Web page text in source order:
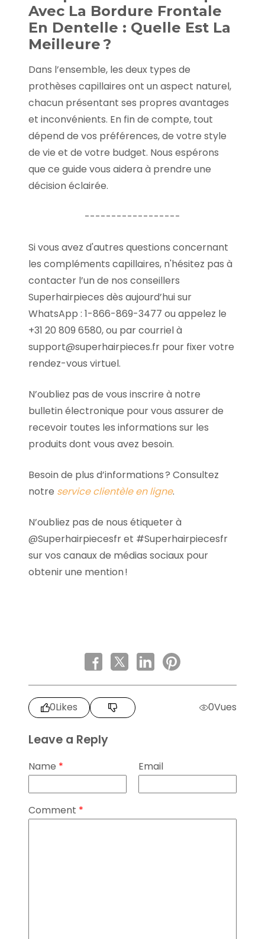
Avec La Bordure Frontale
En Dentelle : Quelle Est La
Meilleure ?
Dans l’ensemble, les deux types de
prothèses capillaires ont un aspect naturel,
chacun présentant ses propres avantages
et inconvénients. En fin de compte, tout
dépend de vos préférences, de votre style
de vie et de votre budget. Nous espérons
que ce guide vous aidera à prendre une
décision éclairée.
------------------
Si vous avez d'autres questions concernant
les compléments capillaires, n'hésitez pas à
contacter l’un de nos conseillers
Superhairpieces dès aujourd’hui sur
WhatsApp : 1-866-869-3477 ou appelez le
+31 20 809 6580, ou par courriel à
support@superhairpieces.fr pour fixer votre
rendez-vous virtuel.
N’oubliez pas de vous inscrire à notre
bulletin électronique pour vous assurer de
recevoir toutes les informations sur les
produits dont vous avez besoin.
Besoin de plus d’informations ? Consultez
notre service clientèle en ligne.
N’oubliez pas de nous étiqueter à
@Superhairpiecesfr et #Superhairpiecesfr
sur vos canaux de médias sociaux pour
obtenir une mention !
0Likes 0Vues
Leave a Reply
Name * Email
Comment *